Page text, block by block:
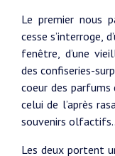
Le premier nous
cesse s’interroge,
fenêtre, d’une
des confiseries-
coeur des
celui de l’après
souvenirs
Les deux portent